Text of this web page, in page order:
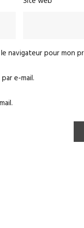
navigateur pour mon
e-mail.